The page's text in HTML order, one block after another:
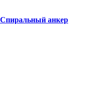
Спиральный анкер